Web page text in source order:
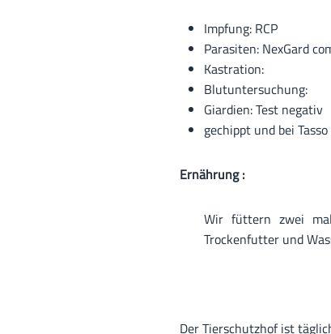
Impfung: RCP
Parasiten: NexGard
Kastration:
Blutuntersuchung:
Giardien: Test negativ
gechippt und bei
Ernährung :
Wir füttern zwei
Trockenfutter und
Der Tierschutzhof ist